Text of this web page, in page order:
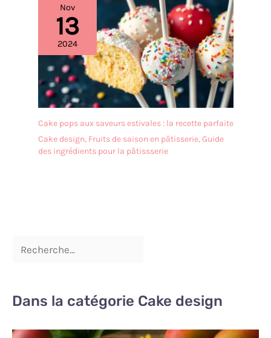
Nov
13
2024
Cake pops aux saveurs estivales : la recette parfaite
Cake design, Fruits de saison en pâtisserie,Guide
des ingrédients pour la pâtissserie
Dans la catégorie Cake design